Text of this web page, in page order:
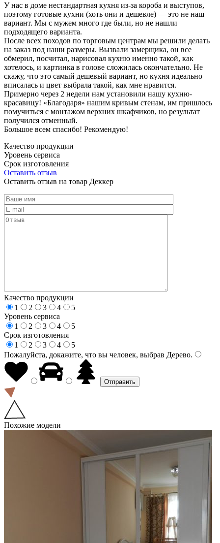
У нас в доме нестандартная кухня из-за короба и выступов,
поэтому готовые кухни (хоть они и дешевле) — это не наш
вариант. Мы с мужем много где были, но не нашли
подходящего варианта.
После всех походов по торговым центрам мы решили делать
на заказ под наши размеры. Вызвали замерщика, он все
обмерил, посчитал, нарисовал кухню именно такой, как
хотелось, и картинка в голове сложилась окончательно. Не
скажу, что это самый дешевый вариант, но кухня идеально
вписалась и цвет выбрала такой, как мне нравится.
Примерно через 2 недели нам установили нашу кухню-
красавицу! «Благодаря» нашим кривым стенам, им пришлось
помучиться с монтажом верхних шкафчиков, но результат
получился отменный.
Большое всем спасибо! Рекомендую!
Качество продукции
Уровень сервиса
Срок изготовления
Оставить отзыв
Оставить отзыв на товар Деккер
Качество продукции
1
2 3 4
5
Уровень сервиса
1
2 3 4
5
Срок изготовления
1
2 3 4
5
Пожалуйста, докажите, что вы человек, выбрав Дерево.
Похожие модели